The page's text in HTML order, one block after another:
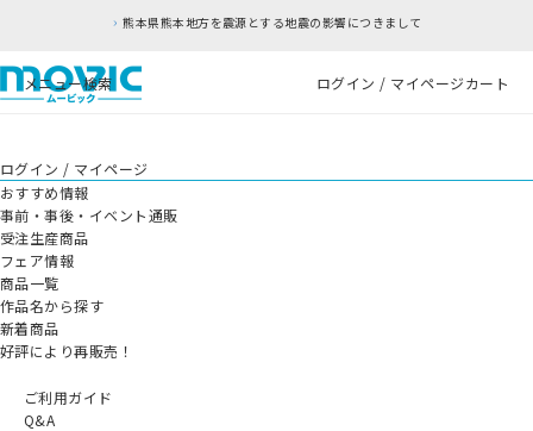
熊本県熊本地方を震源とする地震の影響につきまして
メニュー検索 ログイン / マイページカート
ログイン / マイページ
おすすめ情報
事前・事後・イベント通販
受注生産商品
フェア情報
商品一覧
作品名から探す
新着商品
好評により再販売！
ご利用ガイド
Q&A